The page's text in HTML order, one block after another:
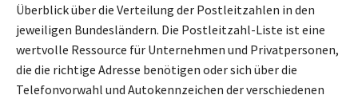
Überblick über die Verteilung der Postleitzahlen in den
jeweiligen Bundesländern. Die Postleitzahl-Liste ist eine
wertvolle Ressource für Unternehmen und Privatpersonen,
die die richtige Adresse benötigen oder sich über die
Telefonvorwahl und Autokennzeichen der verschiedenen